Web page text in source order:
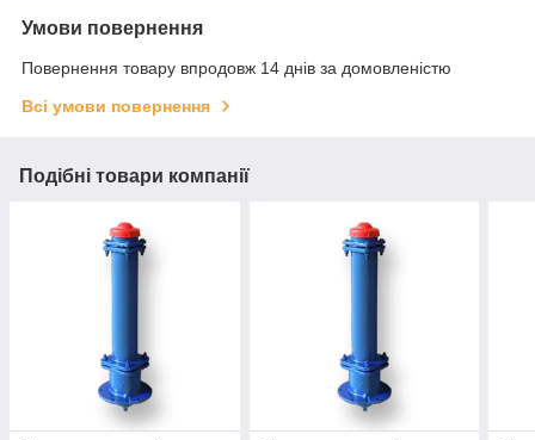
Умови повернення
Повернення товару впродовж 14 днів за домовленістю
Всі умови повернення
Подібні товари компанії